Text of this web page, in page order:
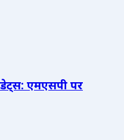
एमएसपी पर